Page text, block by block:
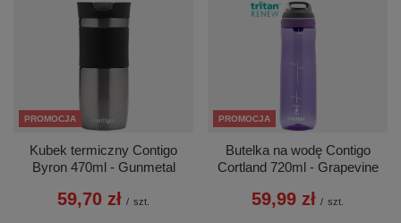
PROMOCJA
Kubek termiczny Contigo
Byron 470ml - Gunmetal
59,70 zł / szt.
PROMOCJA
Butelka na wodę Contigo
Cortland 720ml - Grapevine
59,99 zł / szt.